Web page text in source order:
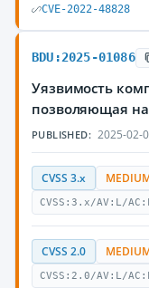
CVE-2022-48828
BDU:2025-01086
Уязвимость
позволяющая
PUBLISHED: 2025-02-
CVSS 3.x
CVSS:3.x/AV:L/
CVSS 2.0
CVSS:2.0/AV:L/